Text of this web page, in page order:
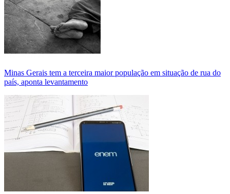
Minas Gerais tem a terceira maior população em situação de rua do
país, aponta levantamento